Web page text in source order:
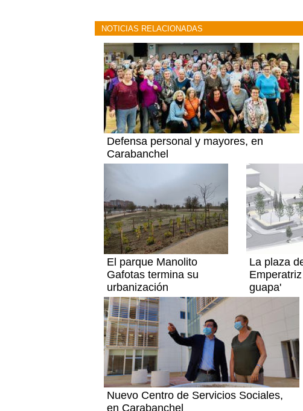
NOTICIAS RELACIONADAS
Defensa personal y mayores, en
Carabanchel
El parque Manolito
Gafotas termina su
urbanización
La plaza
guapa'
Nuevo Centro de Servicios Sociales,
en Carabanchel